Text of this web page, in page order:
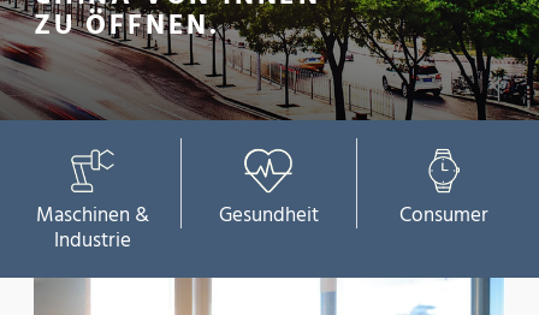
ZU ÖFFNEN.
Maschinen &
Industrie
Gesundheit Consumer